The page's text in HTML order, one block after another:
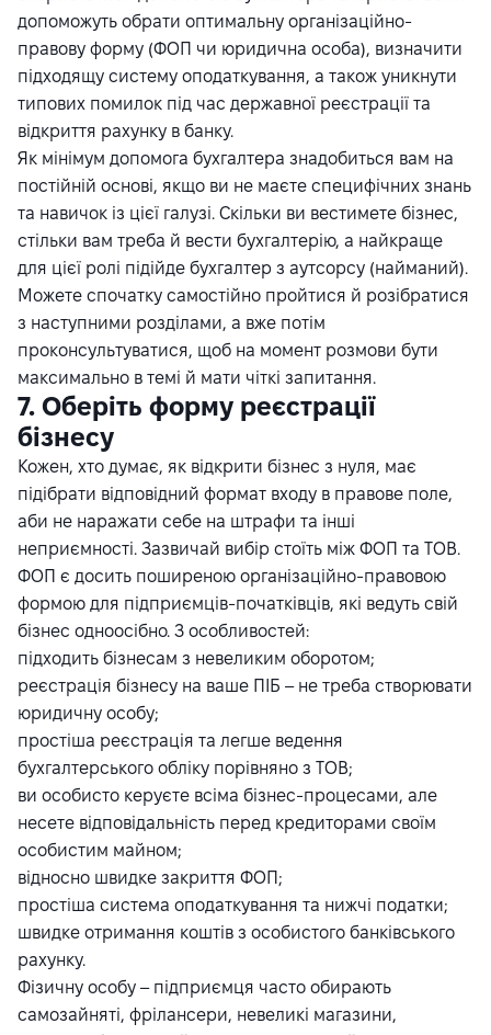
допоможуть обрати оптимальну організаційно-
правову форму (ФОП чи юридична особа), визначити
підходящу систему оподаткування, а також уникнути
типових помилок під час державної реєстрації та
відкриття рахунку в банку.
Як мінімум допомога бухгалтера знадобиться вам на
постійній основі, якщо ви не маєте специфічних знань
та навичок із цієї галузі. Скільки ви вестимете бізнес,
стільки вам треба й вести бухгалтерію, а найкраще
для цієї ролі підійде бухгалтер з аутсорсу (найманий).
Можете спочатку самостійно пройтися й розібратися
з наступними розділами, а вже потім
проконсультуватися, щоб на момент розмови бути
максимально в темі й мати чіткі запитання.
7. Оберіть форму реєстрації
бізнесу
Кожен, хто думає, як відкрити бізнес з нуля, має
підібрати відповідний формат входу в правове поле,
аби не наражати себе на штрафи та інші
неприємності. Зазвичай вибір стоїть між ФОП та ТОВ.
ФОП є досить поширеною організаційно-правовою
формою для підприємців-початківців, які ведуть свій
бізнес одноосібно. З особливостей:
підходить бізнесам з невеликим оборотом;
реєстрація бізнесу на ваше ПІБ – не треба створювати
юридичну особу;
простіша реєстрація та легше ведення
бухгалтерського обліку порівняно з ТОВ;
ви особисто керуєте всіма бізнес-процесами, але
несете відповідальність перед кредиторами своїм
особистим майном;
відносно швидке закриття ФОП;
простіша система оподаткування та нижчі податки;
швидке отримання коштів з особистого банківського
рахунку.
Фізичну особу – підприємця часто обирають
самозайняті, фрілансери, невеликі магазини,